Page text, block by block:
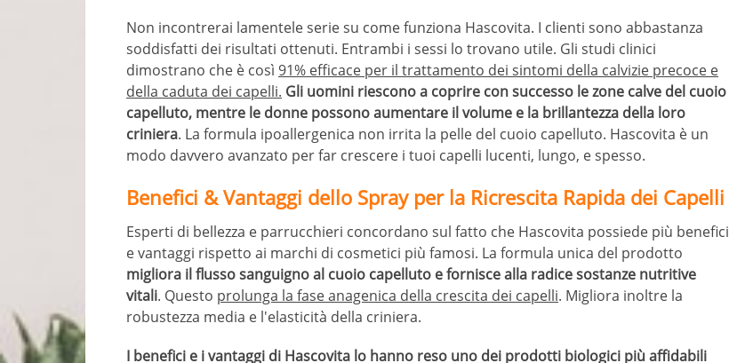
Non incontrerai lamentele serie su come funziona Hascovita. I clienti sono abbastanza
soddisfatti dei risultati ottenuti. Entrambi i sessi lo trovano utile. Gli studi clinici
dimostrano che è così 91% efficace per il trattamento dei sintomi della calvizie precoce e
della caduta dei capelli. Gli uomini riescono a coprire con successo le zone calve del cuoio
capelluto, mentre le donne possono aumentare il volume e la brillantezza della loro
criniera. La formula ipoallergenica non irrita la pelle del cuoio capelluto. Hascovita è un
modo davvero avanzato per far crescere i tuoi capelli lucenti, lungo, e spesso.
Benefici & Vantaggi dello Spray per la Ricrescita Rapida dei Capelli
Esperti di bellezza e parrucchieri concordano sul fatto che Hascovita possiede più benefici
e vantaggi rispetto ai marchi di cosmetici più famosi. La formula unica del prodotto
migliora il flusso sanguigno al cuoio capelluto e fornisce alla radice sostanze nutritive
vitali. Questo prolunga la fase anagenica della crescita dei capelli. Migliora inoltre la
robustezza media e l'elasticità della criniera.
I benefici e i vantaggi di Hascovita lo hanno reso uno dei prodotti biologici più affidabili